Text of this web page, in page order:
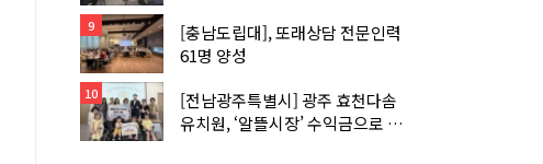
9
[충남도립대], 또래상담 전문인력
61명 양성
10
[전남광주특별시] 광주 효천다솜
유치원, ‘알뜰시장’ 수익금으로 이